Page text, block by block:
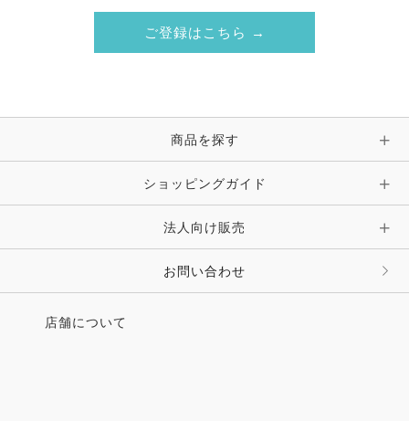
ご登録はこちら →
商品を探す
ショッピングガイド
法人向け販売
お問い合わせ
店舗について